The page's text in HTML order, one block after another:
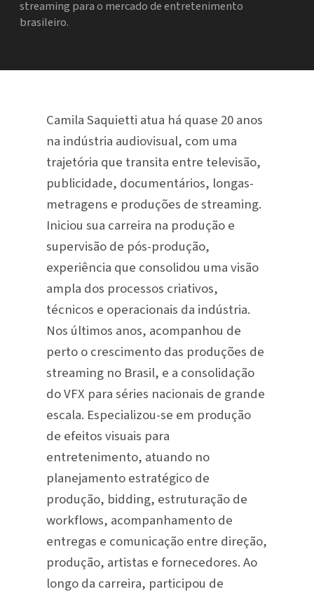
streaming para o mercado de entretenimento
brasileiro.
Camila Saquietti atua há quase 20 anos
na indústria audiovisual, com uma
trajetória que transita entre televisão,
publicidade, documentários, longas-
metragens e produções de streaming.
Iniciou sua carreira na produção e
supervisão de pós-produção,
experiência que consolidou uma visão
ampla dos processos criativos,
técnicos e operacionais da indústria.
Nos últimos anos, acompanhou de
perto o crescimento das produções de
streaming no Brasil, e a consolidação
do VFX para séries nacionais de grande
escala. Especializou-se em produção
de efeitos visuais para
entretenimento, atuando no
planejamento estratégico de
produção, bidding, estruturação de
workflows, acompanhamento de
entregas e comunicação entre direção,
produção, artistas e fornecedores. Ao
longo da carreira, participou de